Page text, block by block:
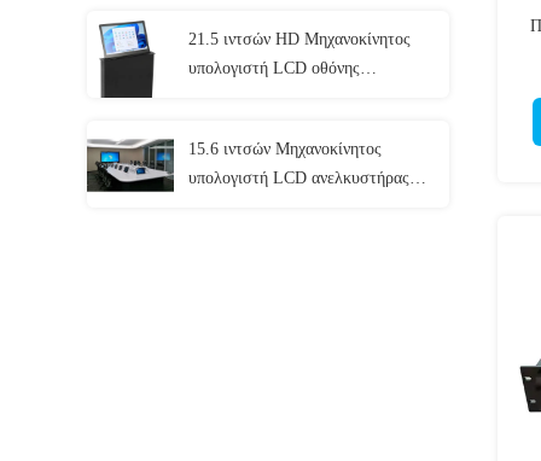
21.5 ιντσών HD Μηχανοκίνητος
υπολογιστή LCD οθόνης
15.6 ιντσών Μηχανοκίνητος
υπολογιστή LCD ανελκυστήρας